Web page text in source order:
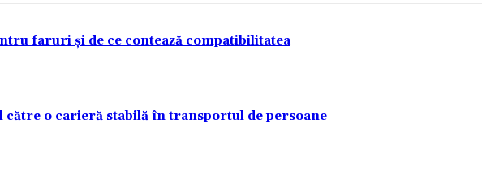
faruri și de ce contează compatibilitatea
către o carieră stabilă în transportul de persoane